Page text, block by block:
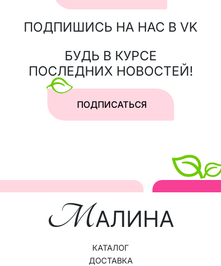
ПОДПИШИСЬ НА НАС В VK
БУДЬ В КУРСЕ
ПОСЛЕДНИХ НОВОСТЕЙ!
ПОДПИСАТЬСЯ
КАТАЛОГ
ДОСТАВКА